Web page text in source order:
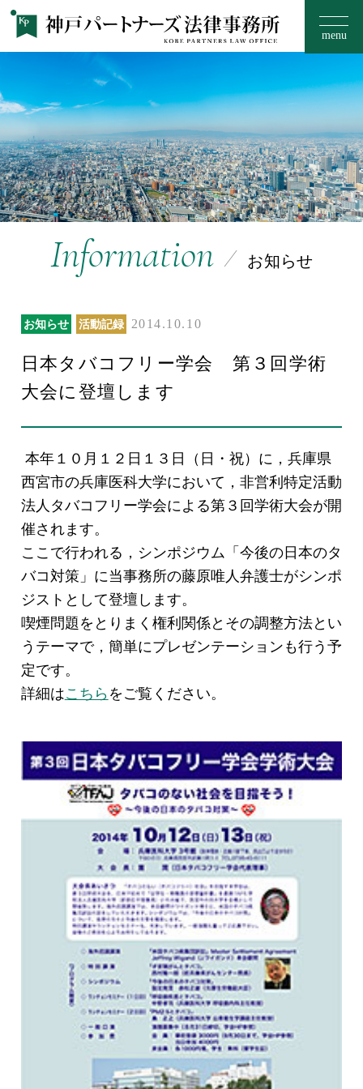
事務所のご案内
15のフィロソフィー
取扱い分野
ご相談の流れ・料金
EN
お問い合わせ
menu
Information お知らせ
お知らせ 活動記録 2014.10.10
日本タバコフリー学会 第３回学術
大会に登壇します
本年１０月１２日１３日（日・祝）に，兵庫県
西宮市の兵庫医科大学において，非営利特定活動
法人タバコフリー学会による第３回学術大会が開
催されます。
ここで行われる，シンポジウム「今後の日本のタ
バコ対策」に当事務所の藤原唯人弁護士がシンポ
ジストとして登壇します。
喫煙問題をとりまく権利関係とその調整方法とい
うテーマで，簡単にプレゼンテーションも行う予
定です。
詳細はこちら をご覧ください。